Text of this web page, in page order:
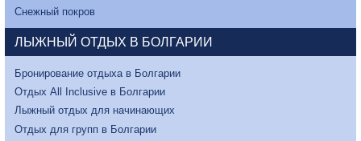
Снежный покров
ЛЫЖНЫЙ ОТДЫХ В БОЛГАРИИ
Бронирование отдыха в Болгарии
Отдых All Inclusive в Болгарии
Лыжный отдых для начинающих
Отдых для групп в Болгарии